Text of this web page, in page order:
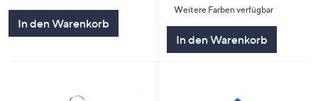
In den Warenkorb
Weitere Farben verfügbar
In den Warenkorb